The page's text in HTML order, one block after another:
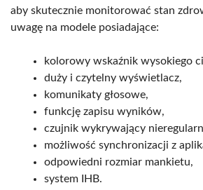
aby skutecznie monitorować stan
uwagę na modele posiadające:
kolorowy wskaźnik wysokiego
duży i czytelny wyświetlacz,
komunikaty głosowe,
funkcję zapisu wyników,
czujnik wykrywający
możliwość synchronizacji z
odpowiedni rozmiar mankietu,
system IHB.